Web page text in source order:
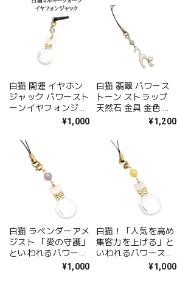
ピリチュアル
り 幸運 開運 誕生日
プレゼント ギフト
ラッピング無料 猫ス
トラップ 1000円ポ
ッキリ 誕生日 アク
白猫 開運 イヤホン
ジャック パワースト
ーンイヤフォンジャ
ック 交通安全のお守
から身を守る ミルキ
ークォーツ 送料無料
ラッピング無料 チャ
ーム アクセサリー
¥1,000
白猫 翡翠 パワース
トーン ストラップ
天然石 金具 金色 携
帯ストラップ スマホ
健康運 厄除け お守
り 誕生日プレゼント
ラッピング対応 メー
ル便 送料無料 アク
¥1,200
白猫 ラベンダーアメ
ジスト 「愛の守護」
といわれるパワース
トーンストラップ 幸
¥1,000
白猫！「人気を高め
集客力を上げる」と
いわれるパワースト
ーンストラップ 黄色
¥1,000